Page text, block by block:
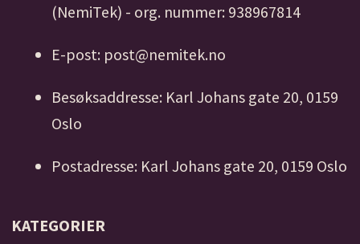
(NemiTek) - org. nummer: 938967814
E-post: post@nemitek.no
Besøksaddresse: Karl Johans gate 20, 0159
Oslo
Postadresse: Karl Johans gate 20, 0159 Oslo
KATEGORIER